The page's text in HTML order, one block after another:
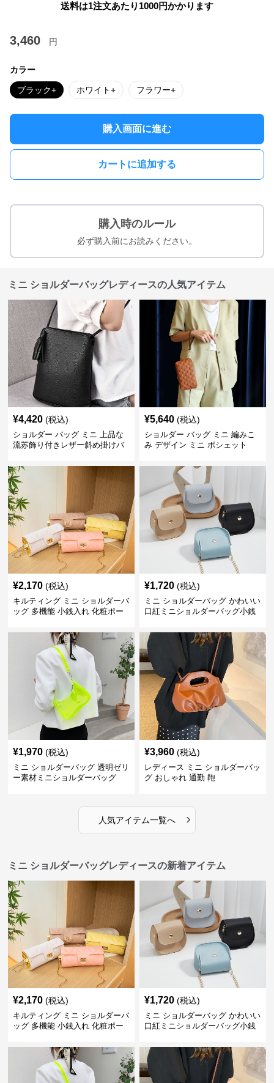
送料は1注文あたり 1000円かかります
3,460 円
カラー
ブラック+ ホワイト+ フラワー+
購入画面に進む
カートに追加する
購入時のルール
必ず購入前にお読みください。
ミニ ショルダーバッグレディースの人気アイテム
¥4,420 (税込)
ショルダー バッグ ミニ 上品な
流苏飾り付きレザー斜め掛けバ
¥5,640 (税込)
ショルダー バッグ ミニ 編みこ
み デザイン ミニ ポシェット
¥2,170 (税込)
キルティング ミニ ショルダーバ
ッグ 多機能 小銭入れ 化粧ポー
¥1,720 (税込)
ミニ ショルダーバッグ かわいい
口紅ミニショルダーバッグ小銭
¥1,970 (税込)
ミニ ショルダーバッグ 透明ゼリ
ー素材ミニショルダーバッグ
¥3,960 (税込)
レディース ミニ ショルダーバッ
グ おしゃれ 通勤 鞄
人気アイテム一覧へ ›
ミニ ショルダーバッグレディースの新着アイテム
¥2,170 (税込)
キルティング ミニ ショルダーバ
ッグ 多機能 小銭入れ 化粧ポー
¥1,720 (税込)
ミニ ショルダーバッグ かわいい
口紅ミニショルダーバッグ小銭